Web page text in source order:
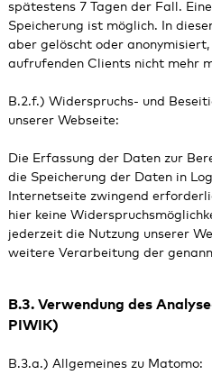
spätestens 7 Tagen der Fall.
Speicherung ist möglich. In
aber gelöscht oder
aufrufenden Clients nicht mehr
B.2.f.) Widerspruchs- und
unserer Webseite:
Die Erfassung der Daten zur
die Speicherung der Daten in
Internetseite zwingend
hier keine
jederzeit die Nutzung unserer
weitere Verarbeitung der
B.3. Verwendung des
PIWIK)
B.3.a.) Allgemeines zu Matomo: